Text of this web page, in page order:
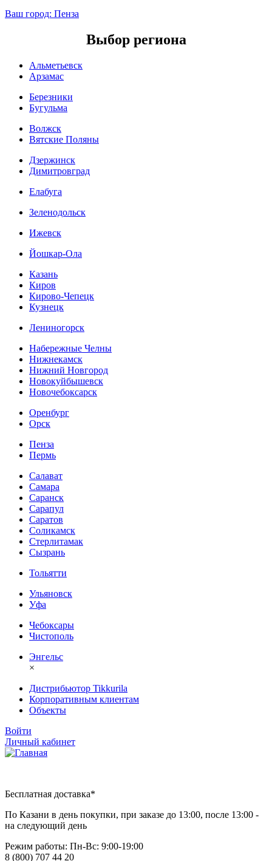
Ваш город: Пенза
Выбор региона
Альметьевск
Арзамас
Березники
Бугульма
Волжск
Вятские Поляны
Дзержинск
Димитровград
Елабуга
Зеленодольск
Ижевск
Йошкар-Ола
Казань
Киров
Кирово-Чепецк
Кузнецк
Лениногорск
Набережные Челны
Нижнекамск
Нижний Новгород
Новокуйбышевск
Новочебоксарск
Оренбург
Орск
Пенза
Пермь
Салават
Самара
Саранск
Сарапул
Саратов
Соликамск
Стерлитамак
Сызрань
Тольятти
Ульяновск
Уфа
Чебоксары
Чистополь
Энгельс
×
Дистрибьютор Tikkurila
Корпоративным клиентам
Объекты
Войти
Личный кабинет
Бесплатная доставка*
По Казани в день покупки, при заказе до 13:00, после 13:00 -
на следующий день
Режим работы: Пн-Вc: 9:00-19:00
8 (800) 707 44 20